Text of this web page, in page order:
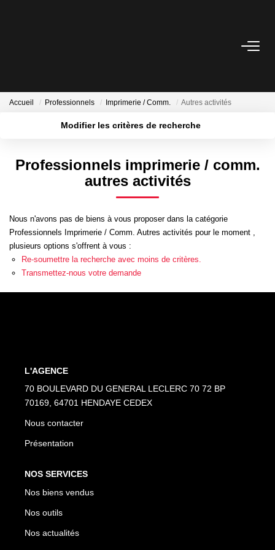
LOCATIONS
NOS SERVICES
Estimation
Biens Vendus
Gestion
Expertise Immobilière
Nos Partenaires
Avis Clients
Actualités
Accueil Professionnels Imprimerie / Comm. Autres activités
Modifier les critères de recherche
Type de bien
Plus de critères
Professionnels imprimerie / comm.
autres activités
Nous n'avons pas de biens à vous proposer dans la catégorie
Professionnels Imprimerie / Comm. Autres activités pour le moment ,
plusieurs options s'offrent à vous :
Re-soumettre la recherche avec moins de critères.
Transmettez-nous votre demande
L'AGENCE
70 BOULEVARD DU GENERAL LECLERC 70 72 BP
70169, 64701 HENDAYE CEDEX
Nous contacter
Présentation
NOS SERVICES
Nos biens vendus
Nos outils
Nos actualités